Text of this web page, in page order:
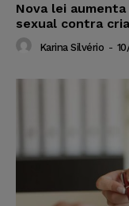
Nova lei
sexual contra
Karina Silvério -